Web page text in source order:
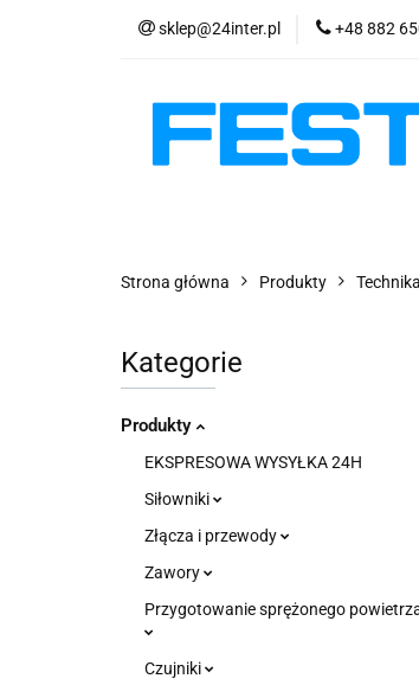
sklep@24inter.pl +48 882
Strona główna Produkty
Kategorie
Produkty
EKSPRESOWA WYSYŁKA 24H
Siłowniki
Złącza i przewody
Zawory
Przygotowanie sprężonego
Czujniki